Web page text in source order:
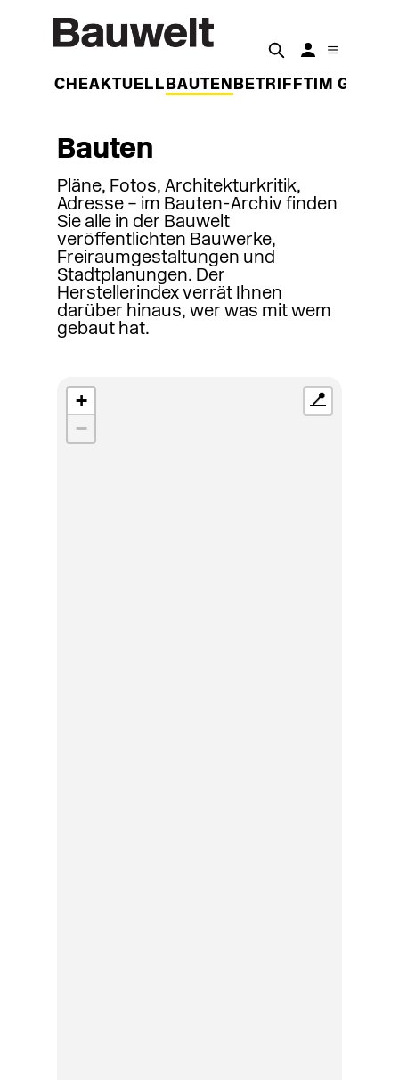
WOCHEAKTUELL BAUTEN BETRIFFT IM
Bauten
Pläne, Fotos, Architekturkritik,
Adresse – im Bauten-Archiv finden
Sie alle in der Bauwelt
veröffentlichten Bauwerke,
Freiraumgestaltungen und
Stadtplanungen. Der
Herstellerindex verrät Ihnen
darüber hinaus, wer was mit wem
gebaut hat.
+
−
📍